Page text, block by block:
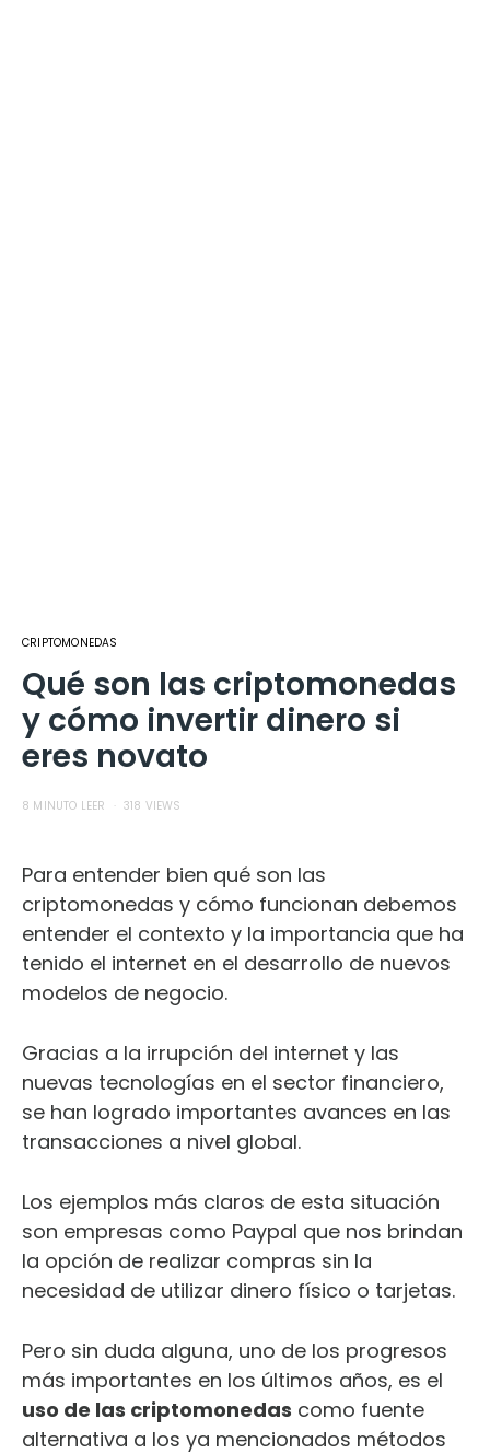
CRIPTOMONEDAS
Qué son las criptomonedas
y cómo invertir dinero si
eres novato
8 MINUTO LEER 318 VIEWS
Para entender bien qué son las
criptomonedas y cómo funcionan debemos
entender el contexto y la importancia que ha
tenido el internet en el desarrollo de nuevos
modelos de negocio.
Gracias a la irrupción del internet y las
nuevas tecnologías en el sector financiero,
se han logrado importantes avances en las
transacciones a nivel global.
Los ejemplos más claros de esta situación
son empresas como Paypal que nos brindan
la opción de realizar compras sin la
necesidad de utilizar dinero físico o tarjetas.
Pero sin duda alguna, uno de los progresos
más importantes en los últimos años, es el
uso de las criptomonedas como fuente
alternativa a los ya mencionados métodos